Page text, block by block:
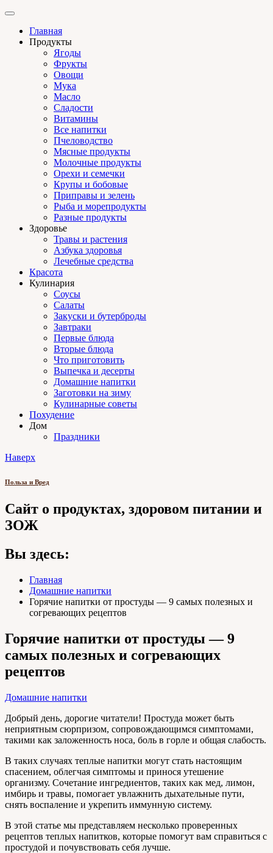
Главная
Продукты
Ягоды
Фрукты
Овощи
Мука
Масло
Сладости
Витамины
Все напитки
Пчеловодство
Мясные продукты
Молочные продукты
Орехи и семечки
Крупы и бобовые
Приправы и зелень
Рыба и морепродукты
Разные продукты
Здоровье
Травы и растения
Азбука здоровья
Лечебные средства
Красота
Кулинария
Соусы
Салаты
Закуски и бутерброды
Завтраки
Первые блюда
Вторые блюда
Что приготовить
Выпечка и десерты
Домашние напитки
Заготовки на зиму
Кулинарные советы
Похудение
Дом
Праздники
Наверх
Польза и Вред
Сайт о продуктах, здоровом питании и
ЗОЖ
Вы здесь:
Главная
Домашние напитки
Горячие напитки от простуды — 9 самых полезных и
согревающих рецептов
Горячие напитки от простуды — 9
самых полезных и согревающих
рецептов
Домашние напитки
Добрый день, дорогие читатели! Простуда может быть
неприятным сюрпризом, сопровождающимся симптомами,
такими как заложенность носа, боль в горле и общая слабость.
В таких случаях теплые напитки могут стать настоящим
спасением, облегчая симптомы и принося утешение
организму. Сочетание ингредиентов, таких как мед, лимон,
имбирь и травы, помогает увлажнить дыхательные пути,
снять воспаление и укрепить иммунную систему.
В этой статье мы представляем несколько проверенных
рецептов теплых напитков, которые помогут вам справиться с
простудой и почувствовать себя лучше.